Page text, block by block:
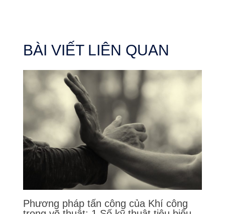
BÀI VIẾT LIÊN QUAN
Phương pháp tấn công của Khí công